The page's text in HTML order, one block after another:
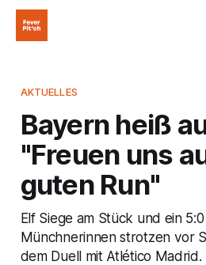
AKTUELLES
Bayern heiß
"Freuen uns
guten Run"
Elf Siege am Stück und ein
Münchnerinnen strotzen vor
dem Duell mit Atlético Madrid.